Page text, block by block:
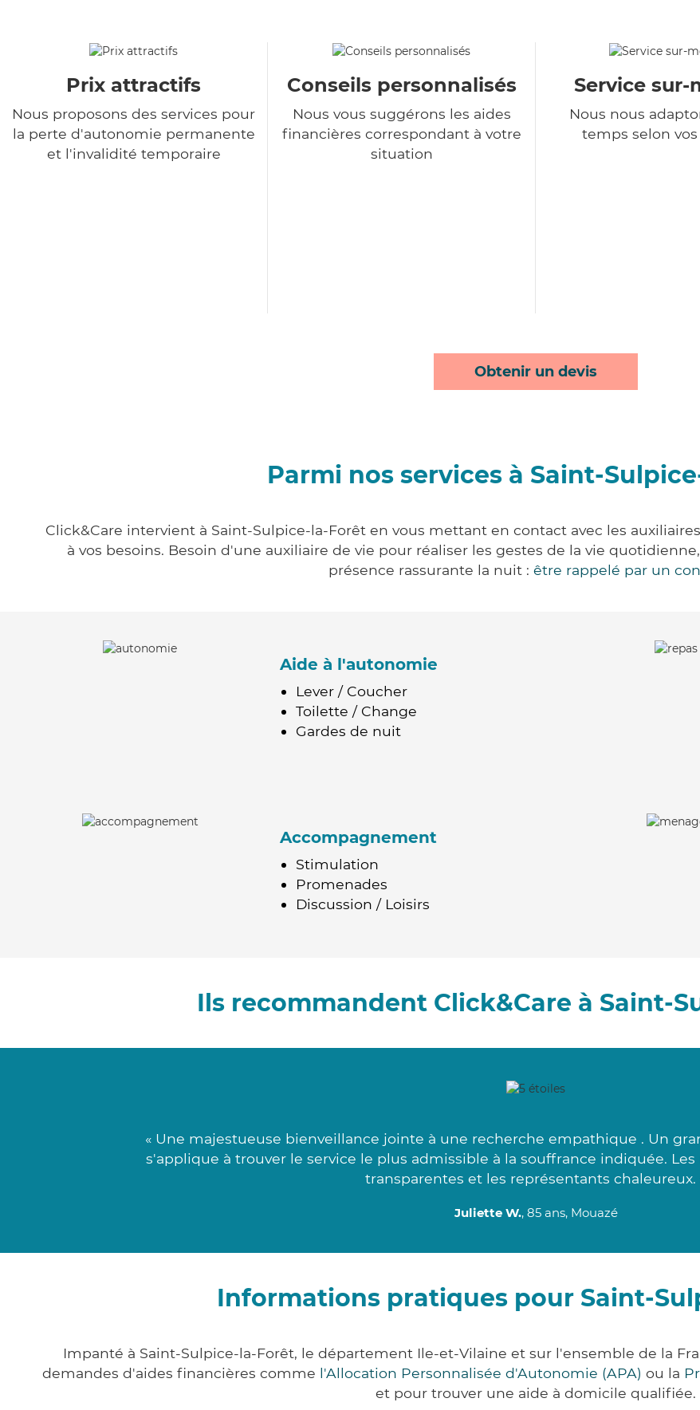
Prix attractifs
Nous proposons des services pour
la perte d'autonomie permanente
et l'invalidité temporaire
Conseils personnalisés
Nous vous suggérons les aides
financières correspondant à votre
situation
Service sur-
Nous nous
temps selon
Obtenir un devis
Parmi nos services à Saint-
Click&Care intervient à Saint-Sulpice-la-Forêt en vous mettant en contact avec les
à vos besoins. Besoin d'une auxiliaire de vie pour réaliser les gestes de la vie
présence rassurante la nuit : être rappelé par un
Aide à l'autonomie
Lever / Coucher
Toilette / Change
Gardes de nuit
Accompagnement
Stimulation
Promenades
Discussion / Loisirs
Ils recommandent Click&Care à Saint-
« Une majestueuse bienveillance jointe à une recherche empathique . Un
s'applique à trouver le service le plus admissible à la souffrance indiquée.
transparentes et les représentants chaleureux.
Juliette W., 85 ans, Mouazé
Informations pratiques pour Saint-
Impanté à Saint-Sulpice-la-Forêt, le département Ile-et-Vilaine et sur l'ensemble de la
demandes d'aides financières comme l'Allocation Personnalisée d'Autonomie (APA) ou la
et pour trouver une aide à domicile qualifiée.